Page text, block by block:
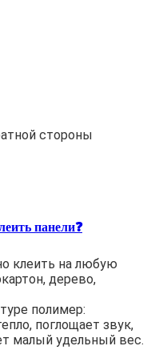
стороны
панели❓
клеить на любую
дерево,
полимер:
поглощает звук,
малый удельный вес.